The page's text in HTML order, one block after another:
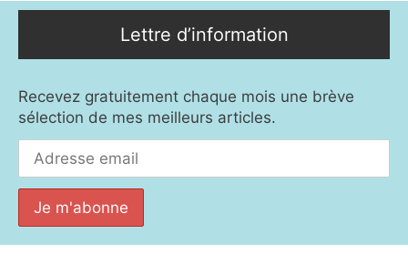
Lettre d’information
Recevez gratuitement chaque mois une brève
sélection de mes meilleurs articles.